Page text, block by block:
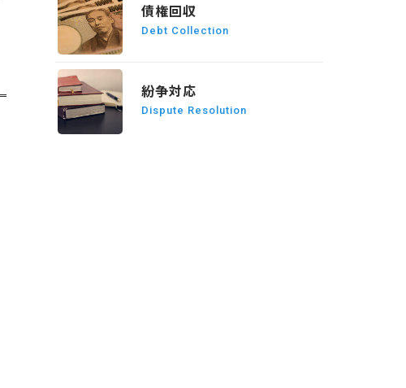
債権回収
Debt Collection
紛争対応
Dispute Resolution